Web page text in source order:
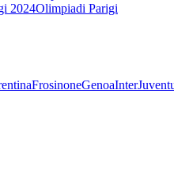
2024Olimpiadi Parigi
FrosinoneGenoaInter